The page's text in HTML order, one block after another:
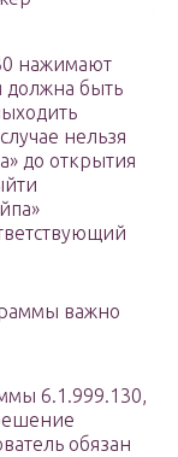
нажимают
должна быть
нельзя
до открытия
важно
6.1.999.130,
обязан